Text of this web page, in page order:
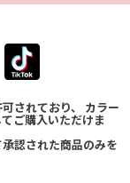
されており、 カラー
ご購入いただけま
認された商品のみを